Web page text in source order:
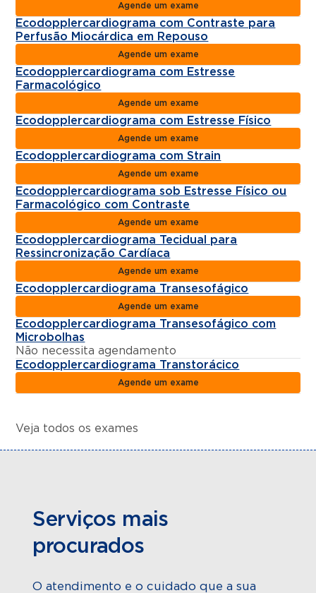
Agende um exame
Ecodopplercardiograma com Contraste para
Perfusão Miocárdica em Repouso
Agende um exame
Ecodopplercardiograma com Estresse
Farmacológico
Agende um exame
Ecodopplercardiograma com Estresse Físico
Agende um exame
Ecodopplercardiograma com Strain
Agende um exame
Ecodopplercardiograma sob Estresse Físico ou
Farmacológico com Contraste
Agende um exame
Ecodopplercardiograma Tecidual para
Ressincronização Cardíaca
Agende um exame
Ecodopplercardiograma Transesofágico
Agende um exame
Ecodopplercardiograma Transesofágico com
Microbolhas
Não necessita agendamento
Ecodopplercardiograma Transtorácico
Agende um exame
Veja todos os exames
Serviços mais
procurados
O atendimento e o cuidado que a sua